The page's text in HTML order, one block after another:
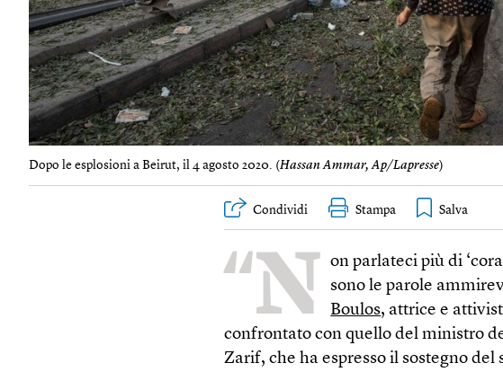
Dopo le esplosioni a Beirut, il 4 agosto 2020. (Hassan Ammar, Ap/Lapresse)
Condividi Stampa
“N on parlateci più di
sono le parole
Boulos, attrice e
confrontato con quello del ministro
Zarif, che ha espresso il sostegno